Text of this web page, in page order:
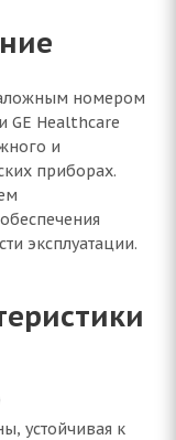
номером
GE Healthcare
и
приборах.
эксплуатации.
устойчивая к